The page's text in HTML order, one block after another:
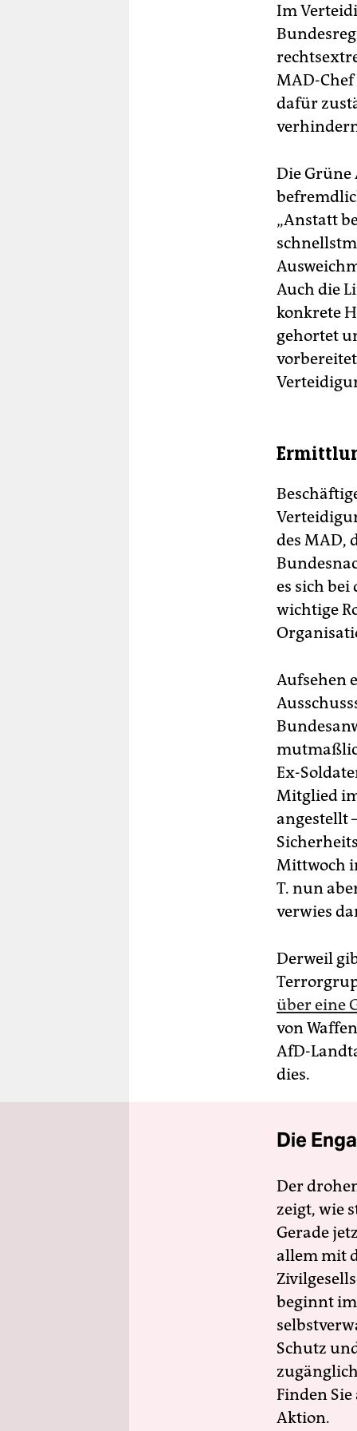
Im
MAD-
dafür
Die Grüne
„Anstatt
Auch die
konkrete
gehortet
des MAD,
es sich
wichtige
Aufsehen
Ex-
Mitglied
angestellt
Mittwoch
T. nun
verwies
Derweil
über eine
von
AfD-
dies.
Die
Der
zeigt, wie
Gerade
allem mit
beginnt
Schutz
Finden
Aktion.